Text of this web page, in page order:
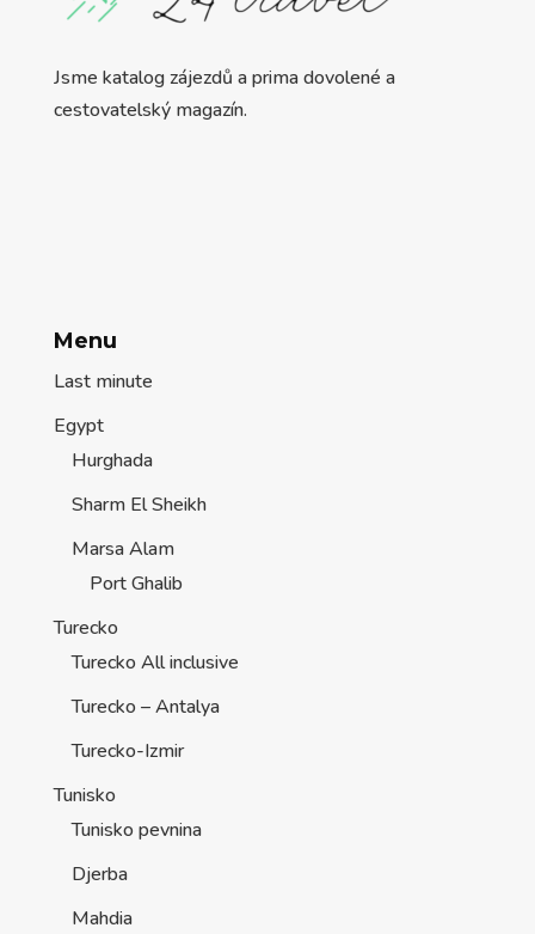
Jsme katalog zájezdů a prima dovolené a
cestovatelský magazín.
Menu
Last minute
Egypt
Hurghada
Sharm El Sheikh
Marsa Alam
Port Ghalib
Turecko
Turecko All inclusive
Turecko – Antalya
Turecko-Izmir
Tunisko
Tunisko pevnina
Djerba
Mahdia